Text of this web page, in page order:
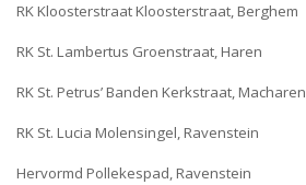
RK Kloosterstraat Kloosterstraat, Berghem
RK St. Lambertus Groenstraat, Haren
RK St. Petrus’ Banden Kerkstraat, Macharen
RK St. Lucia Molensingel, Ravenstein
Hervormd Pollekespad, Ravenstein